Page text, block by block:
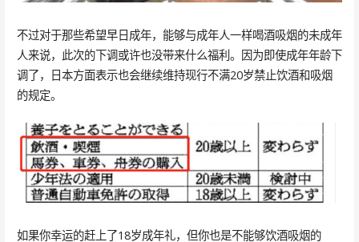
不过对于那些希望早日成年，能够与成年人一样喝酒吸烟的未成年
人来说，此次的下调或许也没带来什么福利。因为即使成年年龄下
调了，日本方面表示也会继续维持现行不满20岁禁止饮酒和吸烟
的规定。
如果你幸运的赶上了18岁成年礼，但你也是不能够饮酒吸烟的